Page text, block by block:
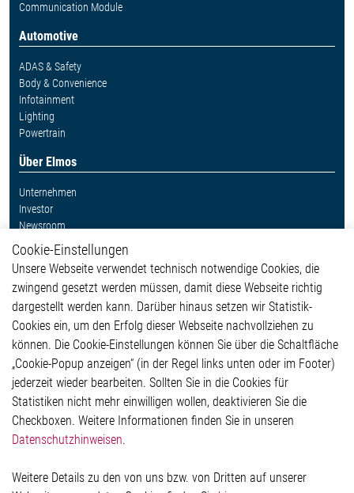
Communication Module
Automotive
ADAS & Safety
Body & Convenience
Infotainment
Lighting
Powertrain
Über Elmos
Unternehmen
Investor
Newsroom
Weitere Links
Glossar
Kontakt
Hinweisgeberschutzsystem
Impressum
Datenschutzerklärung
Cookie-Popup anzeigen
Elmos Semiconductor SE
Cookie-Einstellungen
Unsere Webseite verwendet technisch notwendige Cookies, die
zwingend gesetzt werden müssen, damit diese Webseite richtig
dargestellt werden kann. Darüber hinaus setzen wir Statistik-
Cookies ein, um den Erfolg dieser Webseite nachvollziehen zu
können. Die Cookie-Einstellungen können Sie über die Schaltfläche
„Cookie-Popup anzeigen“ (in der Regel links unten oder im Footer)
jederzeit wieder bearbeiten. Sollten Sie in die Cookies für
Statistiken nicht mehr einwilligen wollen, deaktivieren Sie die
Checkboxen. Weitere Informationen finden Sie in unseren
Datenschutzhinweisen.
Weitere Details zu den von uns bzw. von Dritten auf unserer